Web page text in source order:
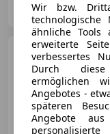
AT-5023 Salzburg
Wir bzw.
ähnliche Tools
erweiterte
verbessertes
Durch diese
ermöglichen
Angebotes -
späteren
Angebote